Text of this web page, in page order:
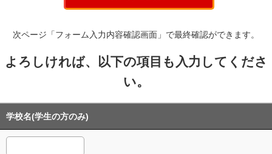
次ページ「フォーム入力内容確認画面」で最終確認ができます。
よろしければ、以下の項目も入力してくださ
い。
学校名(学生の方のみ)